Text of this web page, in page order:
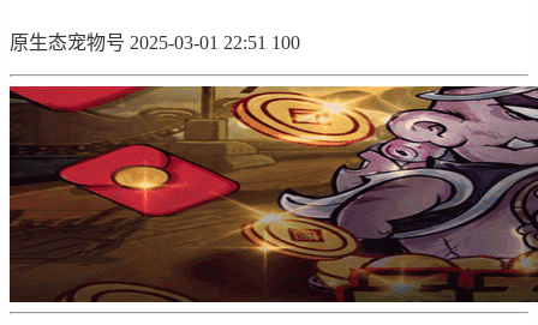
原生态宠物号 2025-03-01 22:51 100